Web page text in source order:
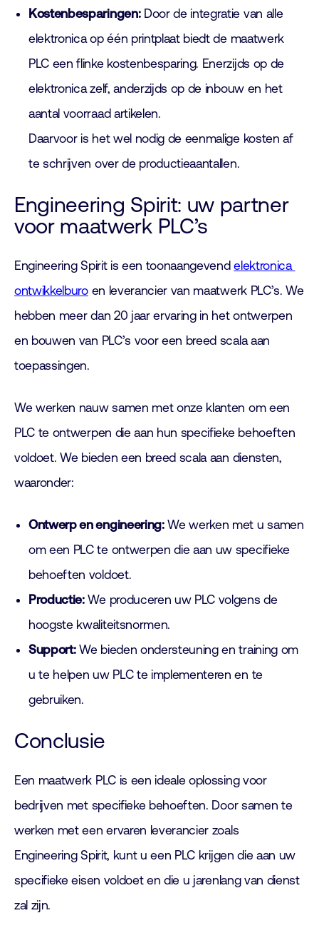
Kostenbesparingen:Door de integratie van alle
elektronica op één printplaat biedt de maatwerk
PLC een flinke kostenbesparing. Enerzijds op de
elektronica zelf, anderzijds op de inbouw en het
aantal voorraad artikelen.
Daarvoor is het wel nodig de eenmalige kosten af
te schrijven over de productieaantallen.
Engineering Spirit: uw partner
voor maatwerk PLC’s
Engineering Spirit is een toonaangevendelektronica
ontwikkelburoen leverancier van maatwerk PLC’s. We
hebben meer dan 20 jaar ervaring in het ontwerpen
en bouwen van PLC’s voor een breed scala aan
toepassingen.
We werken nauw samen met onze klanten om een
PLC te ontwerpen die aan hun specifieke behoeften
voldoet. We bieden een breed scala aan diensten,
waaronder:
Ontwerp en engineering:We werken met u samen
om een PLC te ontwerpen die aan uw specifieke
behoeften voldoet.
Productie:We produceren uw PLC volgens de
hoogste kwaliteitsnormen.
Support:We bieden ondersteuning en training om
u te helpen uw PLC te implementeren en te
gebruiken.
Conclusie
Een maatwerk PLC is een ideale oplossing voor
bedrijven met specifieke behoeften. Door samen te
werken met een ervaren leverancier zoals
Engineering Spirit, kunt u een PLC krijgen die aan uw
specifieke eisen voldoet en die u jarenlang van dienst
zal zijn.